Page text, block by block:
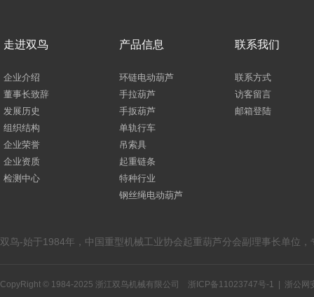
走进双鸟
企业介绍
董事长致辞
发展历史
组织结构
企业荣誉
企业资质
检测中心
产品信息
环链电动葫芦
手拉葫芦
手扳葫芦
单轨行车
吊索具
起重链条
特种行业
钢丝绳电动葫芦
联系我们
联系方式
访客留言
邮箱登陆
双鸟-始于1984年，中国重型机械工业协会起重葫芦分会副理事长单位
CopyRight © 1984-2025 浙江双鸟机械有限公司 浙ICP备11023747号-1 浙公网